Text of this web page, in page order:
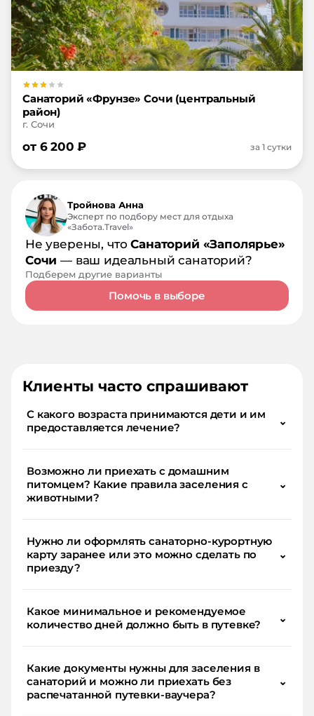
Санаторий «Фрунзе» Сочи (центральный
район)
г. Сочи
от 6 200 ₽ за 1 сутки
Тройнова Анна
Эксперт по подбору мест для отдыха
«Забота.Travel»
Не уверены, чтоСанаторий «Заполярье»
Сочи — ваш идеальный санаторий?
Подберем другие варианты
Помочь в выборе
Клиенты часто спрашивают
С какого возраста принимаются дети и им
предоставляется лечение?
⌄
Возможно ли приехать с домашним
питомцем? Какие правила заселения с
животными?
⌄
Нужно ли оформлять санаторно-курортную
карту заранее или это можно сделать по
приезду?
⌄
Какое минимальное и рекомендуемое
количество дней должно быть в путевке?
⌄
Какие документы нужны для заселения в
санаторий и можно ли приехать без
распечатанной путевки-ваучера?
⌄